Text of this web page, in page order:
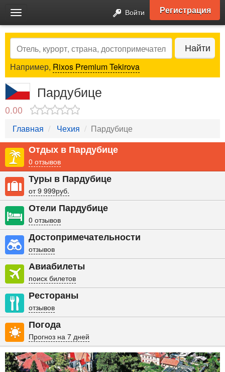
Toggle
navigation
Войти Регистрация
Search Найти
Например, Rixos Premium Tekirova
Пардубице
0.00
Главная Чехия Пардубице
Отдых в Пардубице
0 отзывов
Туры в Пардубице
от 9 999руб.
Отели Пардубице
0 отзывов
Достопримечательности
отзывов
Авиабилеты
поиск билетов
Рестораны
отзывов
Погода
Прогноз на 7 дней
Previous